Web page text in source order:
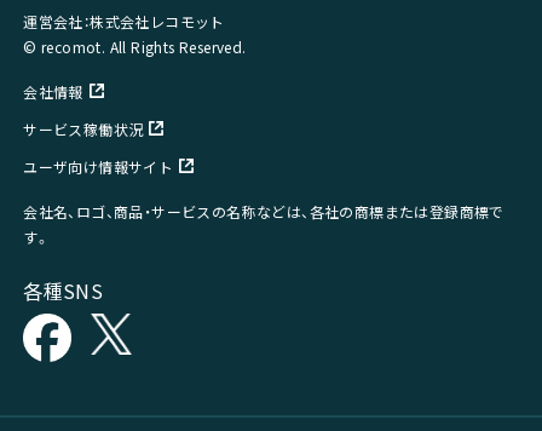
運営会社：株式会社レコモット
© recomot. All Rights Reserved.
会社情報
サービス稼働状況
ユーザ向け情報サイト
会社名、ロゴ、商品・サービスの名称などは、各社の商標または登録商標で
す。
各種SNS